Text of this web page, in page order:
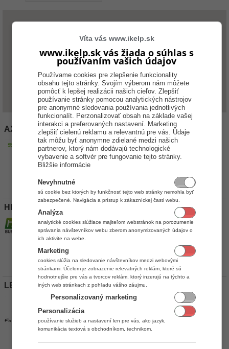
AXIS servis s. r. o.
Adresa:Ivanská cesta 4340/7, 82104 Bratislava
E-mail:predaj(at)svetpokladni.sk
Telefón:+421 948 575 801
Web URL:http://www.svetpokladni.sk/
Certifikácie
HMPRINT s. r. o.
Adresa:Škultétyho 1, 83103 Bratislava
E-mail:info(at)hmprint.sk,hudakhmprint(at)gmail.com
Telefón:0911204519
Web URL:
novepokladne.sk
LB SERVIS SK s.r.o.
Adresa:Košická 17180/49, 82108 Bratislava 2
E-mail:lbservis(at)lbservis.sk
Telefón:
+421 262 521 111
Web URL:
www.lbservis.sk
Víta vás www.ikelp.sk
www.ikelp.sk vás žiada o súhlas s
používaním vašich údajov
Používame cookies pre zlepšenie funkcionality
obsahu tejto stránky. Svojím výberom nám môžete
pomôcť k lepšej realizácii našich cieľov. Zlepšiť
používanie stránky pomocou analytických nástrojov
pre anonymné sledovania používania jednotlivých
funkcionalít. Perzonalizovať obsah na základe vašej
interakci a preferovaných nastavení. Marketing
zlepšiť cielenú reklamu a relevantnú pre vás. Údaje
tak môžu byť anonymne zdielané medzi našich
partnerov, ktorý nám dodávajú technologické
vybavenie a softvér pre fungovanie tejto stránky.
Bližšie informácie
Nevyhnutné
sú cookie bez ktorých by funkčnosť tejto web stránky nemohla byť
zabezpečené. Navigácia a prístup k zákazníckej časti webu.
Analýza
analytické cookies slúžiace majiteľom webstránok na porozumenie
správania návštevníkov webu zberom anonymizovaných údajov o
ich aktivite na webe.
Marketing
cookies slúžia na sledovanie návštevníkov medzi webovými
stránkami. Účelom je zobrazenie relevatných reklám, ktoré sú
hodnotnejšie pre vás a tvorcov reklám, ktorý inzerujú na týchto a
iných web stránkach z pohľadu vášho záujmu.
Personalizovaný marketing
Personalizácia
používanie služieb a nastavení len pre vás, ako jazyk,
komunikácia textová s obchodníkom, technikom.